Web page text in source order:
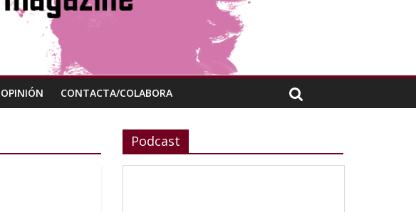
OPINIÓN CONTACTA/COLABORA
Podcast